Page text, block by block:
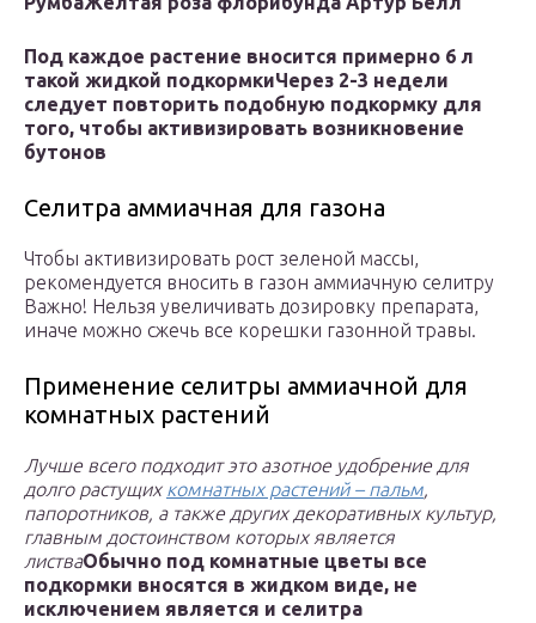
Под каждое растение вносится примерно 6 л
такой жидкой подкормкиЧерез 2-3 недели
следует повторить подобную подкормку для
того, чтобы активизировать возникновение
бутонов
Селитра аммиачная для газона
Чтобы активизировать рост зеленой массы,
рекомендуется вносить в газон аммиачную селитру
Важно! Нельзя увеличивать дозировку препарата,
иначе можно сжечь все корешки газонной травы.
Применение селитры аммиачной для
комнатных растений
Лучше всего подходит это азотное удобрение для
долго растущих комнатных растений – пальм,
папоротников, а также других декоративных культур,
главным достоинством которых является
листваОбычно под комнатные цветы все
подкормки вносятся в жидком виде, не
исключением является и селитра